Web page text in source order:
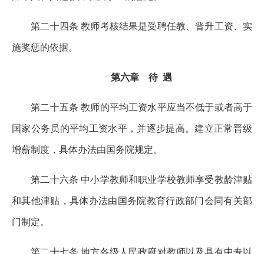
第二十四条 教师考核结果是受聘任教、晋升工资、实
施奖惩的依据。
第六章 待 遇
第二十五条 教师的平均工资水平应当不低于或者高于
国家公务员的平均工资水平，并逐步提高。建立正常晋级
增薪制度，具体办法由国务院规定。
第二十六条 中小学教师和职业学校教师享受教龄津贴
和其他津贴，具体办法由国务院教育行政部门会同有关部
门制定。
第二十七条 地方各级人民政府对教师以及具有中专以